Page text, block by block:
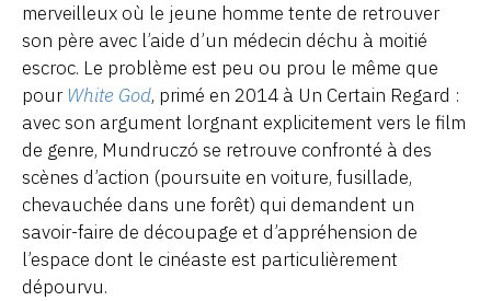
merveilleux où le jeune homme tente de retrouver
son père avec l’aide d’un médecin déchu à moitié
escroc. Le problème est peu ou prou le même que
pour White God, primé en 2014 à Un Certain Regard :
avec son argument lorgnant explicitement vers le film
de genre, Mundruczó se retrouve confronté à des
scènes d’action (poursuite en voiture, fusillade,
chevauchée dans une forêt) qui demandent un
savoir-faire de découpage et d’appréhension de
l’espace dont le cinéaste est particulièrement
dépourvu.